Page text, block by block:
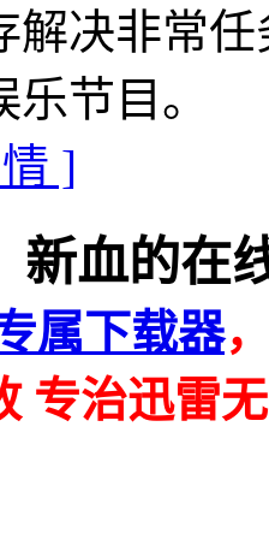
解决非常
节目。
]
血的在线
属下载器
专治迅雷